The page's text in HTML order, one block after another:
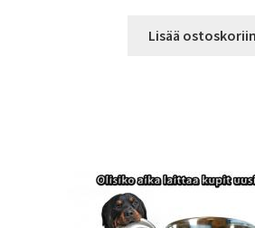
Lisää ostoskoriin